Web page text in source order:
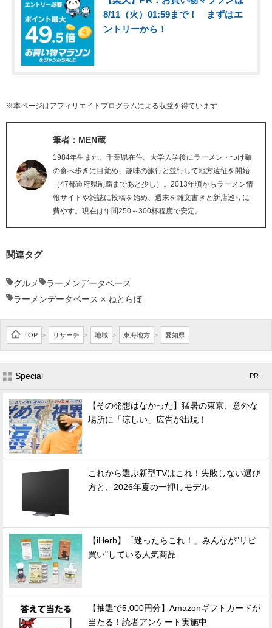
8/11（火）01:59まで！ まずはエ
ントリーから！
※本ページはアフィリエイトプログラムによる収益を得ています
筆者：MEN蔵
1984年生まれ、千葉県在住。大学入学後にラーメン・つけ麺
の食べ歩きに目覚め、趣味の旅行と並行して地方遠征を開始
（47都道府県制覇まであと少し）。2013年頃からラーメン情
報サイトや雑誌に投稿を始め、週末を雑文書きと新店巡りに
費やす。現在は年間250～300杯程度で安定。
関連タグ
グルメ
ラーメンデータベース
ラーメンデータベース × ねとらぼ
TOP > リサーチ > 地域 > 東海地方 > 愛知県
Special - PR -
【その発想はなかった】猛暑の東京、意外な
場所に「涼しい」広告が出現！
これから選ぶ新型TVはこれ！失敗しない選び
方と、2026年夏の一押しモデル
【iHerb】「迷ったらこれ！」みんなが"リピ
買い"している人気商品
【抽選で5,000円分】Amazonギフトカードが
当たる！読者アンケート実施中